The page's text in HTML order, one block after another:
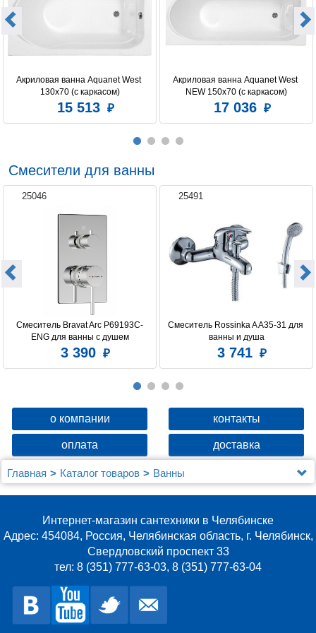
TV 17" выдвижной, пульт
ДУ, радио
Расположение слива
стандартное
Регулировка интенсивности массажа
Установка пристенная
Форсунок аэромассажа
Акриловая ванна Aquanet West
130x70 (с каркасом)
15 513
Акриловая ванна Aquanet West
NEW 150x70 (с каркасом)
17 036
Смесители для ванны
25046
Смеситель Bravat Arc P69193C-
ENG для ванны с душем
3 390
25491
Смеситель Rossinka A A35-31 для
ванны и душа
3 741
о компании контакты
оплата доставка
Главная Каталог товаров
Ванны
Акриловая ванна Gemy G9089 O L
Интернет-магазин сантехники в Челябинске
Адрес: 454084, Россия, Челябинская область, г. Челябинск,
Свердловский проспект 33
тел: 8 (351) 777-63-03, 8 (351) 777-63-04